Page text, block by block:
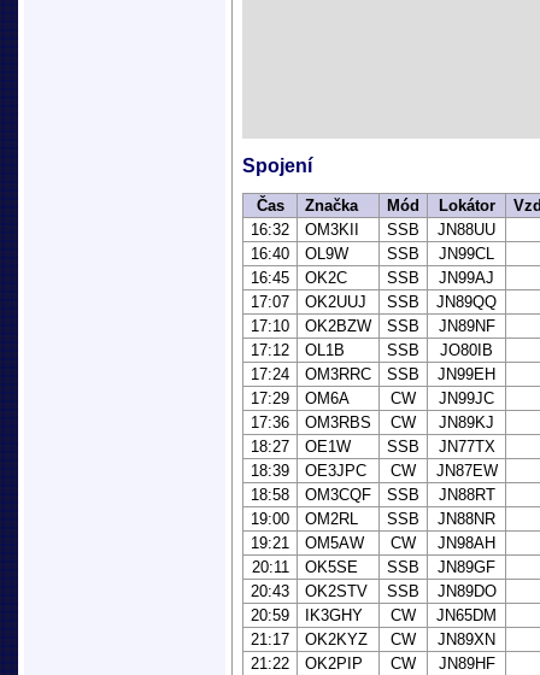
Spojení
Čas Značka Mód Lokátor
16:32
OM3KII SSB
JN88UU
16:40
OL9W SSB
JN99CL
16:45
OK2C SSB
JN99AJ
17:07
OK2UUJ SSB
JN89QQ
17:10
OK2BZW SSB
JN89NF
17:12
OL1B SSB
JO80IB
17:24
OM3RRC SSB
JN99EH
17:29
OM6A CW
JN99JC
17:36
OM3RBS CW
JN89KJ
18:27
OE1W SSB
JN77TX
18:39
OE3JPC CW
JN87EW
18:58
OM3CQF SSB
JN88RT
19:00
OM2RL SSB
JN88NR
19:21
OM5AW CW
JN98AH
20:11
OK5SE SSB
JN89GF
20:43
OK2STV SSB
JN89DO
20:59
IK3GHY CW
JN65DM
21:17
OK2KYZ CW
JN89XN
21:22
OK2PIP CW
JN89HF